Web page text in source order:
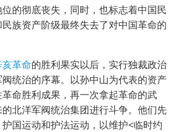
的彻底丧失，同时，也标志着中国民
族资产阶级最终失去了对中国革命的
革命的胜利果实以后，实行独裁政治
统治的序幕。以孙中山为代表的资产
命胜利成果，再一次拿起革命的武
北洋军阀统治集团进行斗争。他们先
国运动和护法运动，以维护<临时约